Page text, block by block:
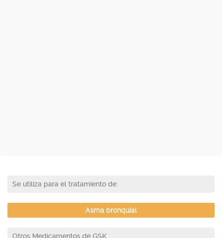
Se utiliza para el tratamiento de:
Asma bronquial
Otros Medicamentos de GSK